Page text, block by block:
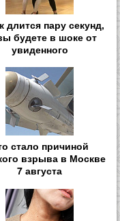
длится пару секунд,
будете в шоке от
увиденного
стало причиной
взрыва в Москве
7 августа